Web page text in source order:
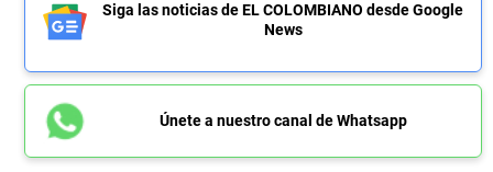
Siga las noticias de EL COLOMBIANO desde Google
News
Únete a nuestro canal de Whatsapp